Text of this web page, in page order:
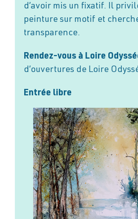
d’avoir mis un fixatif. Il
peinture sur motif et
transparence.
Rendez-vous à Loire
d’ouvertures de Loire
Entrée libre